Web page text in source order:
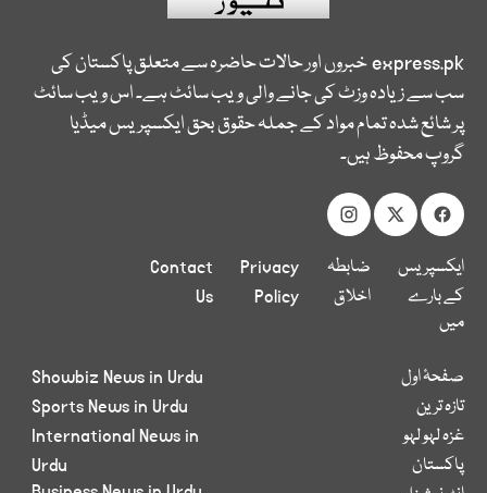
express.pkخبروں اور حالات حاضرہ سے متعلق پاکستان کی
سب سے زیادہ وزٹ کی جانے والی ویب سائٹ ہے۔ اس ویب سائٹ
پر شائع شدہ تمام مواد کے جملہ حقوق بحق ایکسپریس میڈیا
گروپ محفوظ ہیں۔
ایکسپریس
کے بارے
میں
ضابطہ
اخلاق
Privacy
Policy
Contact
Us
صفحۂ اول
تازہ ترین
غزہ لہو لہو
پاکستان
Showbiz News in Urdu
Sports News in Urdu
International News in
Urdu